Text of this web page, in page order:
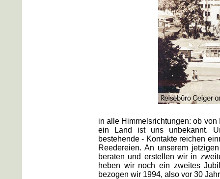
in alle Himmelsrichtungen: ob
ein Land ist uns unbekannt.
bestehende - Kontakte reichen
Reedereien. An unserem
beraten und erstellen wir in
heben wir noch ein zweites
bezogen wir 1994, also vor 30